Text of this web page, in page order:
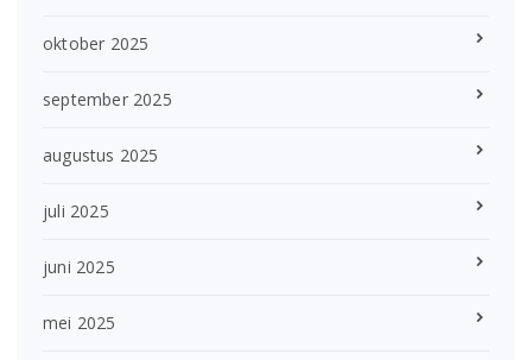
oktober 2025
september 2025
augustus 2025
juli 2025
juni 2025
mei 2025